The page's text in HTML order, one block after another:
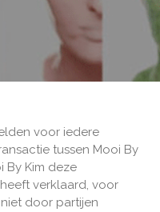
voor iedere
tussen Mooi By
By Kim deze
verklaard, voor
door partijen